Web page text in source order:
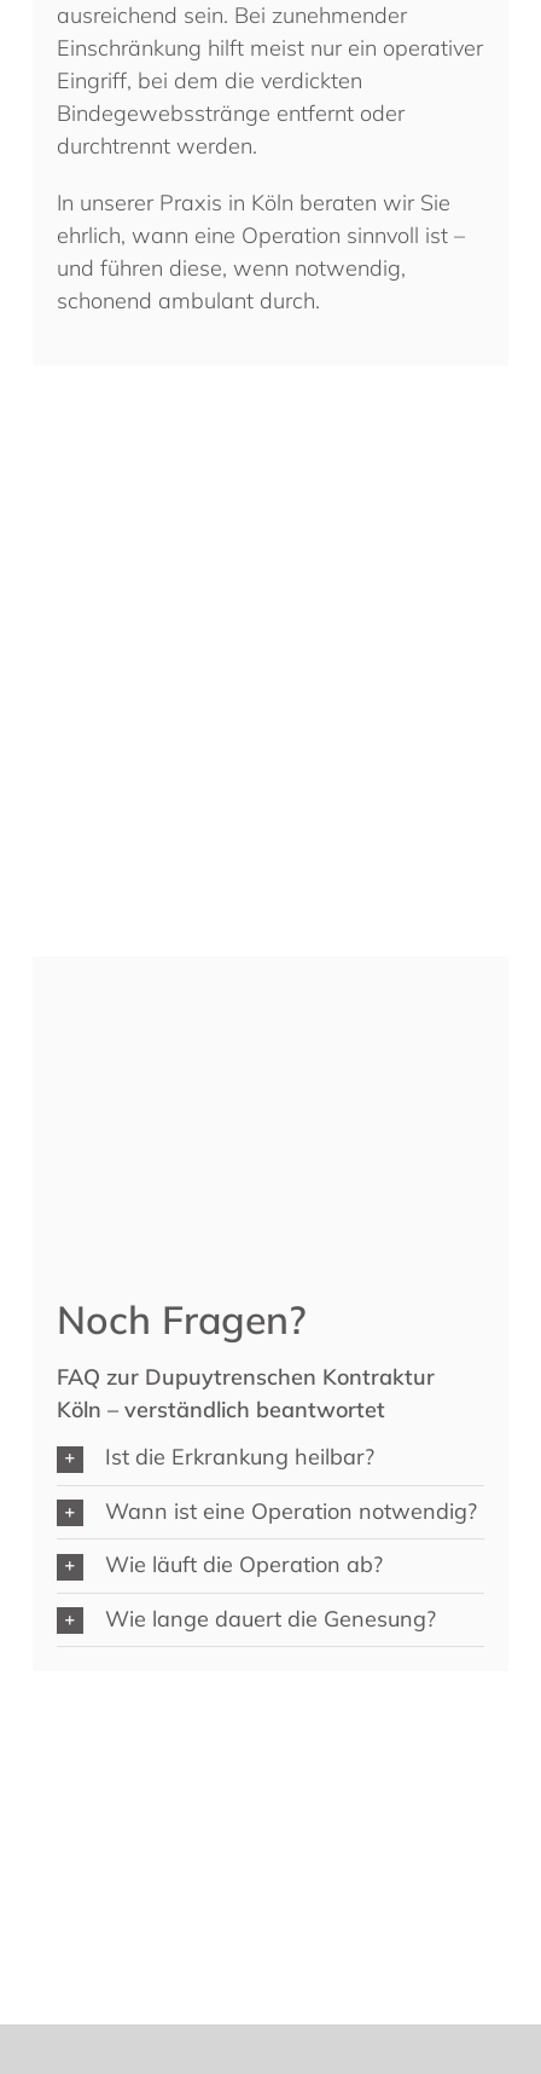
ausreichend sein. Bei zunehmender
Einschränkung hilft meist nur ein operativer
Eingriff, bei dem die verdickten
Bindegewebsstränge entfernt oder
durchtrennt werden.
In unserer Praxis in Köln beraten wir Sie
ehrlich, wann eine Operation sinnvoll ist –
und führen diese, wenn notwendig,
schonend ambulant durch.
Noch Fragen?
FAQ zur Dupuytrenschen Kontraktur
Köln – verständlich beantwortet
Ist die Erkrankung heilbar?
Wann ist eine Operation notwendig?
Wie läuft die Operation ab?
Wie lange dauert die Genesung?